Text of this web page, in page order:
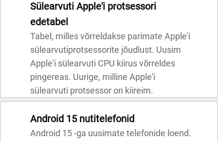
Sülearvuti Apple'i protsessori
edetabel
Tabel, milles võrreldakse parimate Apple'i
sülearvutiprotsessorite jõudlust. Uusim
Apple'i sülearvuti CPU kiirus võrreldes
pingereas. Uurige, milline Apple'i
sülearvuti protsessor on kiireim.
Android 15 nutitelefonid
Android 15 -ga uusimate telefonide loend.